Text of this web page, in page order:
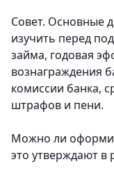
Совет. Основные
изучить перед
займа, годовая
вознаграждения
комиссии банка,
штрафов и пени.
Можно ли
это утверждают в